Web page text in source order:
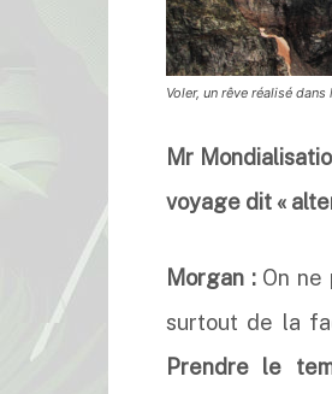
Voler, un rêve réalisé
Mr
voyage dit «
Morgan : On ne
surtout de la
Prendre le